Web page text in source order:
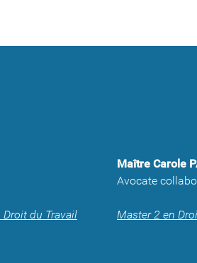
du Travail
Maître Carole
Avocate
Master 2 en